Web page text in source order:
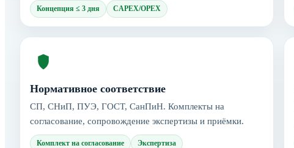
Концепция ≤ 3 дня CAPEX/OPEX
Нормативное соответствие
СП, СНиП, ПУЭ, ГОСТ, СанПиН. Комплекты на
согласование, сопровождение экспертизы и приёмки.
Комплект на согласование Экспертиза